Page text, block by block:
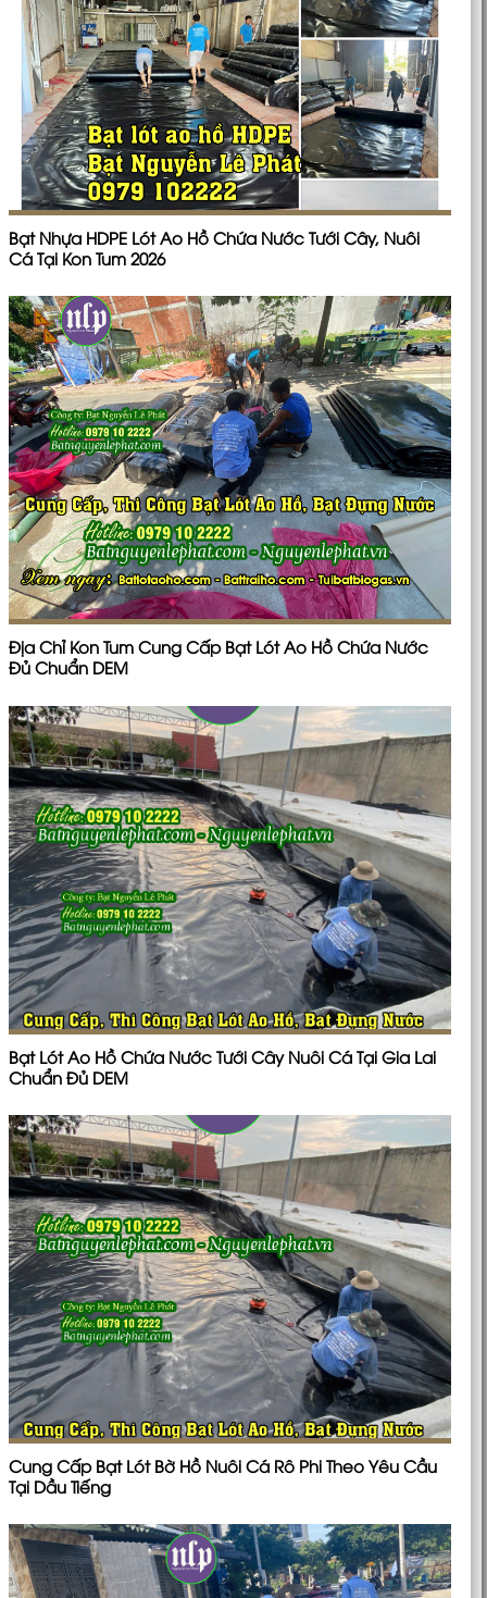
Bạt Nhựa HDPE Lót Ao Hồ Chứa Nước Tưới Cây, Nuôi
Cá Tại Kon Tum 2026
Địa Chỉ Kon Tum Cung Cấp Bạt Lót Ao Hồ Chứa Nước
Đủ Chuẩn DEM
Bạt Lót Ao Hồ Chứa Nước Tưới Cây Nuôi Cá Tại Gia Lai
Chuẩn Đủ DEM
Cung Cấp Bạt Lót Bờ Hồ Nuôi Cá Rô Phi Theo Yêu Cầu
Tại Dầu Tiếng